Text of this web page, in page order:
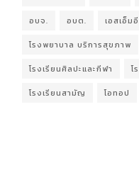
อบจ. อบต. เอสเอ็มอี
โรงพยาบาล บริการสุขภาพ
โรงเรียนศิลปะและกีฬา โ
โรงเรียนสามัญ โอทอป